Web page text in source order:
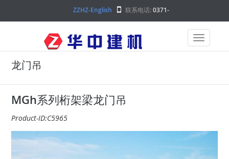
ZZHZ-English 联系电话:0371-
龙门吊
MGh系列桁架梁龙门吊
Product-ID:C5965